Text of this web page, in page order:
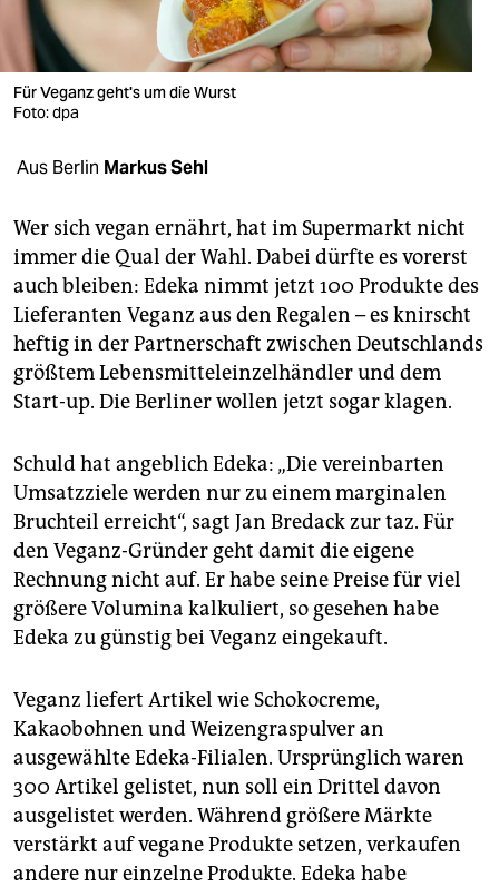
wahrheit
verlag
verlag
veranstaltungen
fragen & hilfe
unterstützen
abo
genossenschaft
epaper login
Für Veganz geht's um die Wurst
Foto: dpa
Aus Berlin Markus Sehl
Wer sich vegan ernährt, hat im Supermarkt nicht
immer die Qual der Wahl. Dabei dürfte es vorerst
auch bleiben: Edeka nimmt jetzt 100 Produkte des
Lieferanten Veganz aus den Regalen – es knirscht
heftig in der Partnerschaft zwischen Deutschlands
größtem Lebensmitteleinzelhändler und dem
Start-up. Die Berliner wollen jetzt sogar klagen.
Schuld hat angeblich Edeka: „Die vereinbarten
Umsatzziele werden nur zu einem marginalen
Bruchteil erreicht“, sagt Jan Bredack zur taz. Für
den Veganz-Gründer geht damit die eigene
Rechnung nicht auf. Er habe seine Preise für viel
größere Volumina kalkuliert, so gesehen habe
Edeka zu günstig bei Veganz eingekauft.
Veganz liefert Artikel wie Schokocreme,
Kakaobohnen und Weizengraspulver an
ausgewählte Edeka-Filialen. Ursprünglich waren
300 Artikel gelistet, nun soll ein Drittel davon
ausgelistet werden. Während größere Märkte
verstärkt auf vegane Produkte setzen, verkaufen
andere nur einzelne Produkte. Edeka habe